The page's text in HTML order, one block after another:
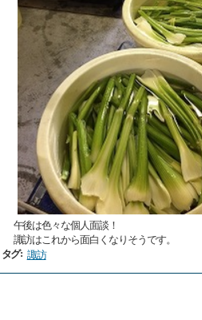
午後は色々な個人面談！
諏訪はこれから面白くなりそうです。
タグ: 諏訪